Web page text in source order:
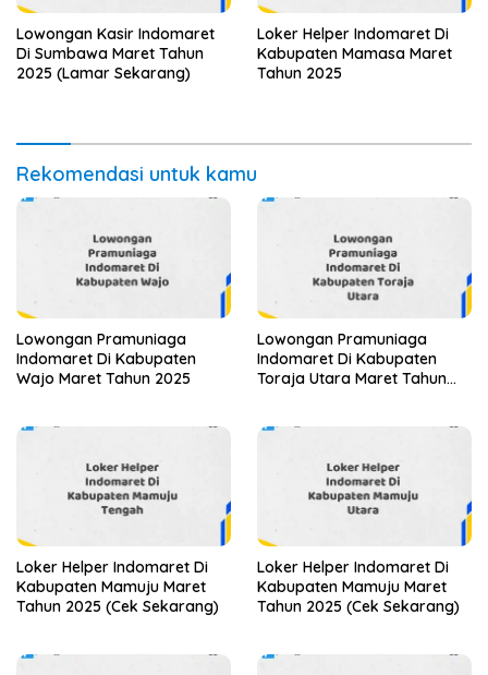
Lowongan Kasir Indomaret
Di Sumbawa Maret Tahun
2025 (Lamar Sekarang)
Loker Helper Indomaret Di
Kabupaten Mamasa Maret
Tahun 2025
Rekomendasi untuk kamu
Lowongan Pramuniaga
Indomaret Di Kabupaten
Wajo Maret Tahun 2025
Lowongan Pramuniaga
Indomaret Di Kabupaten
Toraja Utara Maret Tahun
Loker Helper Indomaret Di
Kabupaten Mamuju Maret
Tahun 2025 (Cek Sekarang)
Loker Helper Indomaret Di
Kabupaten Mamuju Maret
Tahun 2025 (Cek Sekarang)